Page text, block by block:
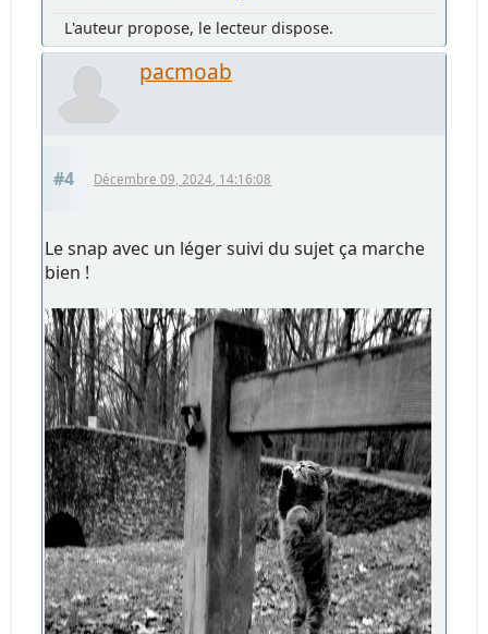
L'auteur propose, le lecteur dispose.
pacmoab
#4 Décembre 09, 2024, 14:16:08
Le snap avec un léger suivi du sujet ça marche
bien !